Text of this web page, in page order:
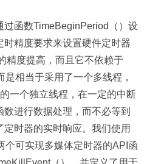
函数TimeBeginPeriod（）设
精度要求来设置硬件定时器
精度提高，而且它不依赖于
相当于采用了一个多线程，
一个独立线程，在一定的中断
进行数据处理，而不必等到
时器的实时响应。我们使用
个可实现多媒体定时器的API函